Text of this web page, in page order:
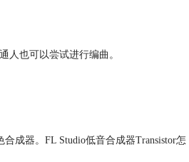
人也可以尝试进行编曲。
成器。FL Studio低音合成器Transistor怎